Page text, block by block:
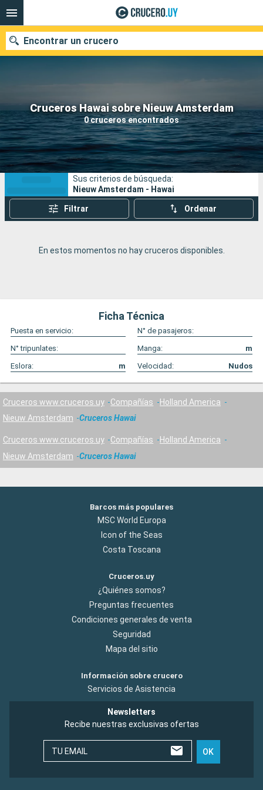
Cruceros Hawai sobre Nieuw Amsterdam
0 cruceros encontrados
Encontrar un crucero
Nuestros destinos
Fecha de salida
Puertos Compañías
Buscar
Sus criterios de búsqueda:
Nieuw Amsterdam - Hawai
Filtrar Ordenar
En estos momentos no hay cruceros disponibles.
Ficha Técnica
Puesta en servicio:
N° de pasajeros:
N° tripunlates:
Manga:
m
Eslora:
m Velocidad: Nudos
Cruceros www.cruceros.uy Compañías
Holland America
Nieuw Amsterdam
Cruceros Hawai
Cruceros www.cruceros.uy Compañías
Holland America
Nieuw Amsterdam
Cruceros Hawai
Barcos más populares
MSC World Europa
Icon of the Seas
Costa Toscana
Cruceros.uy
¿Quiénes somos?
Preguntas frecuentes
Condiciones generales de venta
Seguridad
Mapa del sitio
Información sobre crucero
Servicios de Asistencia
Newsletters
Recibe nuestras exclusivas ofertas
TU EMAIL OK